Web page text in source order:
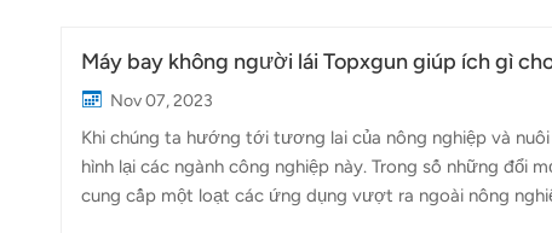
Máy bay không người lái Topxgun giúp ích gì
Nov 07, 2023
Khi chúng ta hướng tới tương lai của nông nghiệp và
hình lại các ngành công nghiệp này. Trong số những đổi
cung cấp một loạt các ứng dụng vượt ra ngoài nông